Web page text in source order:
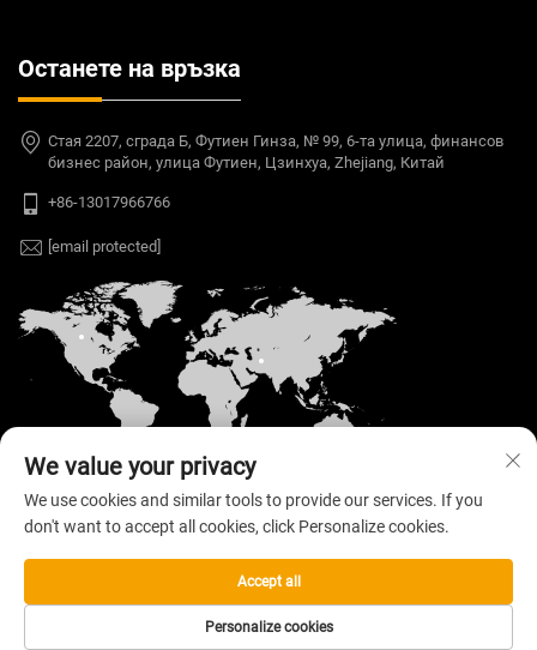
Останете на връзка
Стая 2207, сграда Б, Футиен Гинза, № 99, 6-та улица, финансов
бизнес район, улица Футиен, Цзинхуа, Zhejiang, Китай
+86-13017966766
[email protected]
Автоматен © 2026 Welloo Electronic Technology
Co., Ltd. Всички права запазени. —Политика за
поверителност
We value your privacy
We use cookies and similar tools to provide our services. If you
don't want to accept all cookies, click Personalize cookies.
Personalize cookies
Accept all